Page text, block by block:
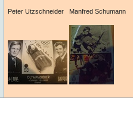
Peter Utzschneider Manfred Schumann